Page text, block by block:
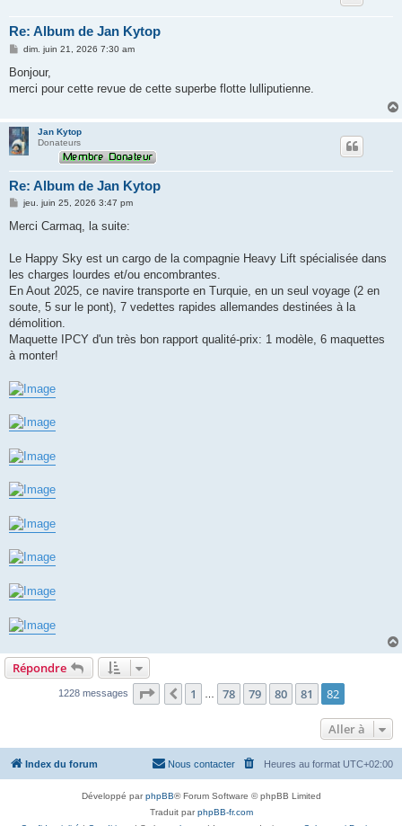
Re: Album de Jan Kytop
M
s
a
dim. juin 21, 2026 7:30 am
Bonjour,
merci pour cette revue de cette superbe flotte lulliputienne.
Jan Kytop
Donateurs
Re: Album de Jan Kytop
M
s
g
jeu. juin 25, 2026 3:47 pm
Merci Carmaq, la suite:
Le Happy Sky est un cargo de la compagnie Heavy Lift spécialisée dans
les charges lourdes et/ou encombrantes.
En Aout 2025, ce navire transporte en Turquie, en un seul voyage (2 en
soute, 5 sur le pont), 7 vedettes rapides allemandes destinées à la
démolition.
Maquette IPCY d'un très bon rapport qualité-prix: 1 modèle, 6 maquettes
à monter!
Répondre
1228 messages Page 82 82
Précédente
1 78 79 80 81 82
Aller à
Index du forum Heures au format UTC+02:00
Nous contacter
Développé parphpBB® Forum Software © phpBB Limited
Traduit parphpBB-fr.com